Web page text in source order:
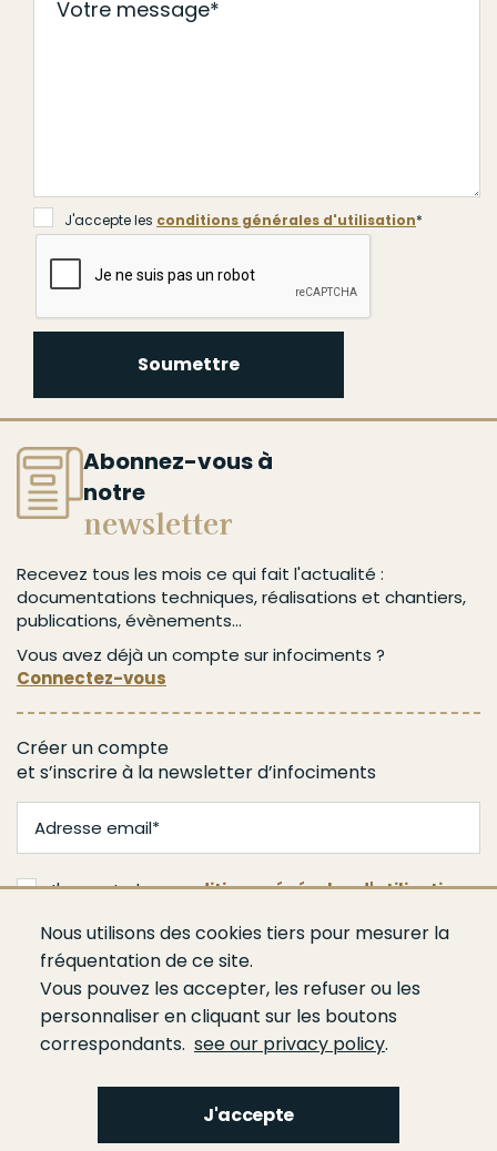
Nous utilisons des cookies tiers pour mesurer la
fréquentation de ce site.
Vous pouvez les accepter, les refuser ou les
personnaliser en cliquant sur les boutons
correspondants. see our privacy policy.
J'accepte
J'accepte les conditions générales d'utilisation*
Soumettre
Abonnez-vous à
notre
newsletter
Recevez tous les mois ce qui fait l'actualité :
documentations techniques, réalisations et chantiers,
publications, évènements...
Vous avez déjà un compte sur infociments ?
Connectez-vous
Créer un compte
et s’inscrire à la newsletter d’infociments
J'accepte lesconditions générales d'utilisation
Je m'abonne